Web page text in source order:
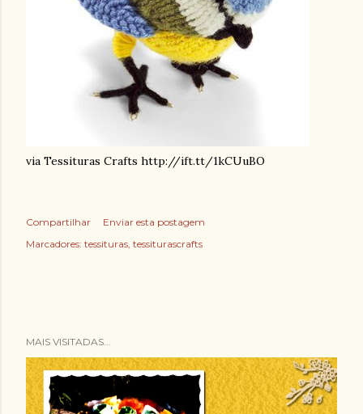
via Tessituras Crafts http://ift.tt/1kCUuBO
Compartilhar
Enviar esta postagem
Marcadores: tessituras tessiturascrafts
MAIS VISITADAS...